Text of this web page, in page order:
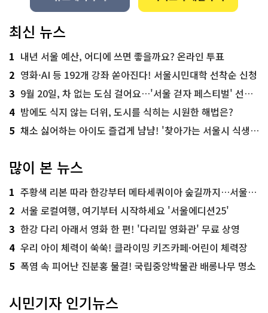
최신 뉴스
1 내년 서울 예산, 어디에 쓰면 좋을까요? 온라인 투표
2 영화·AI 등 192개 강좌 쏟아진다! 서울시민대학 선착순 신청
3 9월 20일, 차 없는 도심 걸어요…'서울 걷자 페스티벌' 선착순 5천명
4 밤에도 식지 않는 더위, 도시를 식히는 시원한 해법은?
5 채소 싫어하는 아이도 즐겁게 냠냠! '찾아가는 서울시 식생활 교육' 현장
많이 본 뉴스
1 주황색 리본 따라 한강부터 메타세쿼이아 숲길까지…서울둘레길 15코스
2 서울 로컬여행, 여기부터 시작하세요 '서울에디션25'
3 한강 다리 아래서 영화 한 편! '다리밑 영화관' 무료 상영
4 우리 아이 체력이 쑥쑥! 클라이밍 키즈카페·어린이 체력장
5 폭염 속 피어난 진분홍 물결! 국립중앙박물관 배롱나무 명소
시민기자 인기뉴스